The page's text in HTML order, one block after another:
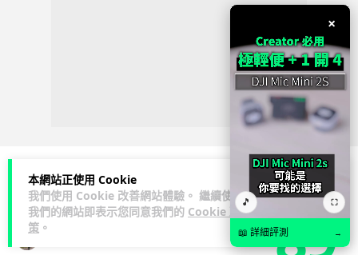
本網站正使用 Cookie
我們使用 Cookie 改善網站體驗。 繼續使用
我們的網站即表示您同意我們的 Cookie 政
策 。
3C科技 流動音樂
89
×
🎵 ⛶
📖 詳細評測 →